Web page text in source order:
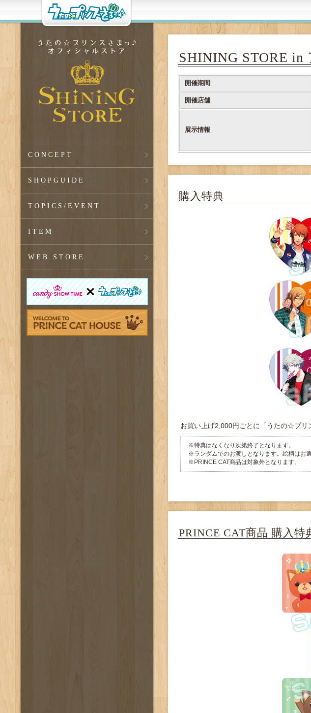
CONCEPT
SHOPGUIDE
TOPICS /EVENT
ITEM
WEB STORE
SHINING STORE
開催期間
開催店舗
展示情報
購入特典
お買い上げ2,000円ごとに「うたの☆プリ
※特典はなくなり次第終了となります。
※ランダムでのお渡しとなります。絵柄はお
※PRINCE CAT商品は対象外となります。
PRINCE CAT商品 購入特